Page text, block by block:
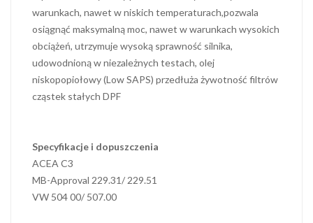
warunkach, nawet w niskich temperaturach,pozwala
osiągnąć maksymalną moc, nawet w warunkach wysokich
obciążeń, utrzymuje wysoką sprawność silnika,
udowodnioną w niezależnych testach, olej
niskopopiołowy (Low SAPS) przedłuża żywotność filtrów
cząstek stałych DPF
Specyfikacje i dopuszczenia
ACEA C3
MB-Approval 229.31/ 229.51
VW 504 00/ 507.00